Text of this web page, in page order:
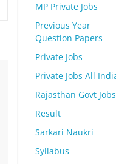
MP Private Jobs
Previous Year
Question Papers
Private Jobs
Private Jobs All
Rajasthan Govt Jobs
Result
Sarkari Naukri
Syllabus